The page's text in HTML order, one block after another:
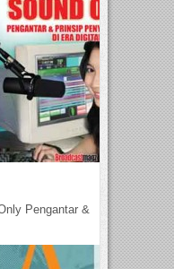
Pengantar &